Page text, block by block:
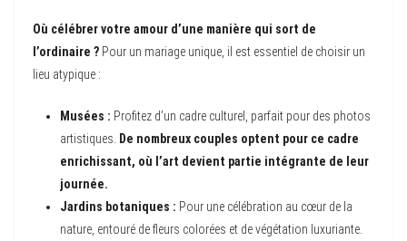
Où célébrer votre amour d’une manière qui sort de
l’ordinaire ? Pour un mariage unique, il est essentiel de choisir un
lieu atypique :
Musées : Profitez d’un cadre culturel, parfait pour des photos
artistiques.
De nombreux couples optent pour ce cadre
enrichissant, où l’art devient partie intégrante de leur
journée.
Jardins botaniques : Pour une célébration au cœur de la
nature, entouré de fleurs colorées et de végétation luxuriante.